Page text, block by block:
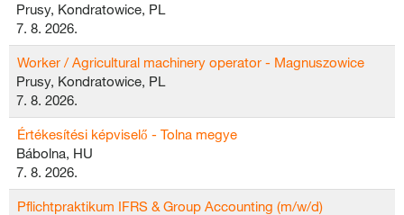
Prusy, Kondratowice, PL
7. 8. 2026.
Worker / Agricultural machinery operator - Magnuszowice
Prusy, Kondratowice, PL
7. 8. 2026.
Értékesítési képviselő - Tolna megye
Bábolna, HU
7. 8. 2026.
Pflichtpraktikum IFRS & Group Accounting (m/w/d)